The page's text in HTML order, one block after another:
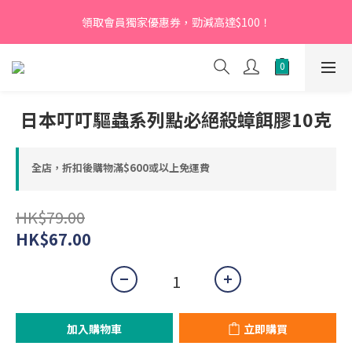
【新會員】即日起至2026月12月31日，首次下單輸入優惠碼
「NEW95」即可享95折
領取會員獨家優惠券，勁減高達$100！
【新會員】即日起至2026月12月31日，首次下單輸入優惠碼
「NEW95」即可享95折
日本叮叮驅蟲系列點必絕殺蟑餌膠10克
全店，折扣後購物滿$600或以上免運費
HK$79.00
HK$67.00
加入購物車 立即購買